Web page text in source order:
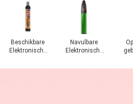
Beschikbare
Elektronische
Navulbare
Elektronische